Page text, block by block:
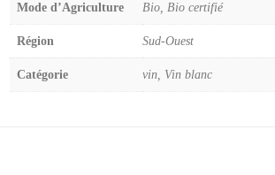
Mode d’Agriculture Bio, Bio certifié
Région Sud-Ouest
Catégorie vin, Vin blanc